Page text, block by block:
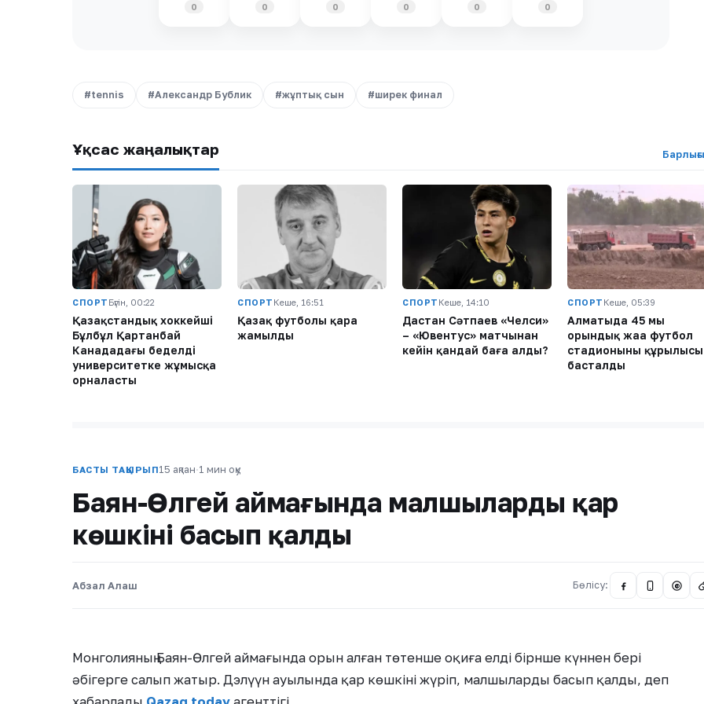
0 0 0 0 0 0
#tennis #Александр Бублик #жұптық сын #ширек финал
Ұқсас жаңалықтар
СПОРТ Бүгін, 00:22
Қазақстандық хоккейші
Бұлбұл Қартанбай
Канададағы беделді
университетке жұмысқа
орналасты
СПОРТ Кеше, 16:51
Қазақ футболы қара
жамылды
СПОРТ Кеше, 14:10
Дастан Сәтпаев «Челси»
– «Ювентус» матчынан
кейін қандай баға алды?
СПОРТ Кеше, 05:39
Алматыда 45 мың
орындық жаңа футбол
стадионының құрылысы
басталды
БАСТЫ ТАҚЫРЫП15 ақпан·1 мин оқу
Баян-Өлгей аймағында малшыларды қар
көшкіні басып қалды
Абзал Алаш Бөлісу: @
Монголияның Баян-Өлгей аймағында орын алған төтенше оқиға елді бірнше күннен бері
әбігерге салып жатыр. Дэлүүн ауылында қар көшкіні жүріп, малшыларды басып қалды, деп